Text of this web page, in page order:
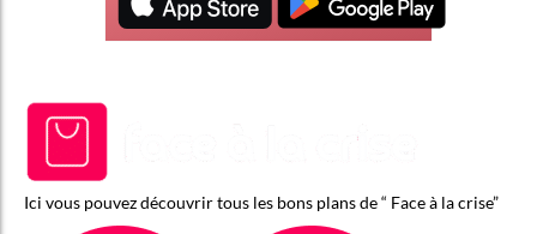
Ici vous pouvez découvrir tous les bons plans de “ Face à la crise”